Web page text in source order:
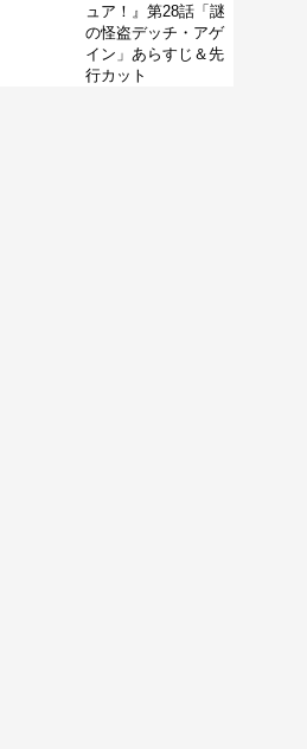
ュア！』第28話「謎
の怪盗デッチ・アゲ
イン」あらすじ＆先
行カット